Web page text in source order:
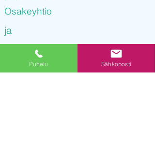
Osakeyhtio
ja
Danamon Oy
on rekisteröity kaupparekisteriin
Puhelu Sähköposti